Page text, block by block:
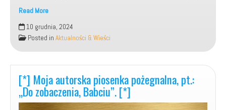
Read More
Moja
autorska
piosenka
w
j.
angielskim
–
„Love,
10 grudnia, 2024
Posted in Aktualności & Wieści
[*] Moja autorska piosenka pożegnalna, pt.:
„Do zobaczenia, Babciu”. [*]